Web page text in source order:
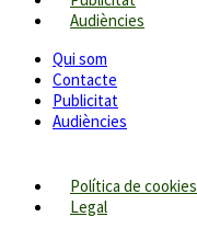
Audiències
Qui som
Contacte
Publicitat
Audiències
Política de cookies
Legal